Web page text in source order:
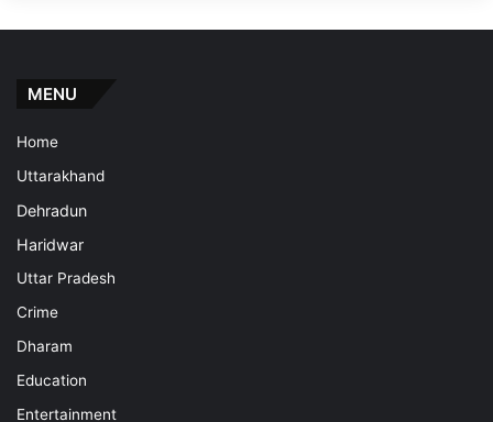
MENU
Home
Uttarakhand
Dehradun
Haridwar
Uttar Pradesh
Crime
Dharam
Education
Entertainment